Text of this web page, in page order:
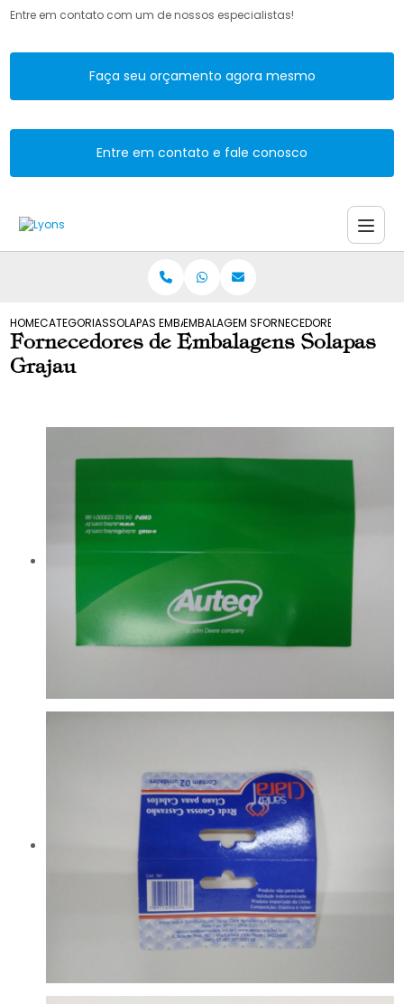
Entre em contato com um de nossos especialistas!
Faça seu orçamento agora mesmo
Entre em contato e fale conosco
HOMECATEGORIASSOLAPAS EMBALAGENSEMBALAGEM SOLAPA E CAIXA
FORNECEDORES DE
Fornecedores de Embalagens Solapas
Grajau